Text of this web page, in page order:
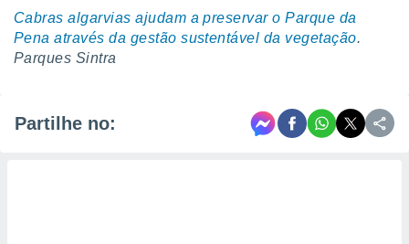
Cabras algarvias ajudam a preservar o Parque da
Pena através da gestão sustentável da vegetação.
Parques Sintra
Partilhe no: